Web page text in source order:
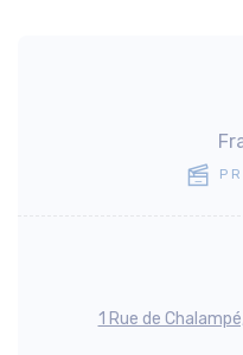
1 Rue de